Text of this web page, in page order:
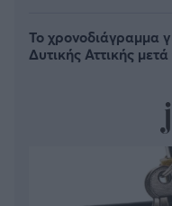
Το χρονοδιάγραμμα
Δυτικής Αττικής